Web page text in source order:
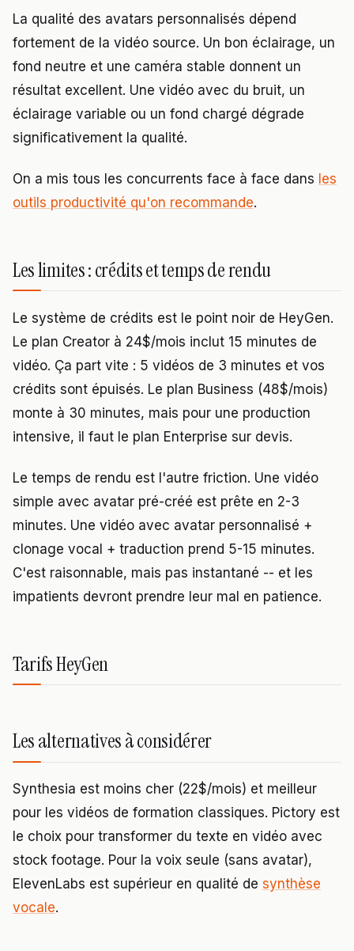
La qualité des avatars personnalisés dépend
fortement de la vidéo source. Un bon éclairage, un
fond neutre et une caméra stable donnent un
résultat excellent. Une vidéo avec du bruit, un
éclairage variable ou un fond chargé dégrade
significativement la qualité.
On a mis tous les concurrents face à face dans les
outils productivité qu'on recommande.
Les limites : crédits et temps de rendu
Le système de crédits est le point noir de HeyGen.
Le plan Creator à 24$/mois inclut 15 minutes de
vidéo. Ça part vite : 5 vidéos de 3 minutes et vos
crédits sont épuisés. Le plan Business (48$/mois)
monte à 30 minutes, mais pour une production
intensive, il faut le plan Enterprise sur devis.
Le temps de rendu est l'autre friction. Une vidéo
simple avec avatar pré-créé est prête en 2-3
minutes. Une vidéo avec avatar personnalisé +
clonage vocal + traduction prend 5-15 minutes.
C'est raisonnable, mais pas instantané -- et les
impatients devront prendre leur mal en patience.
Tarifs HeyGen
Les alternatives à considérer
Synthesia est moins cher (22$/mois) et meilleur
pour les vidéos de formation classiques. Pictory est
le choix pour transformer du texte en vidéo avec
stock footage. Pour la voix seule (sans avatar),
ElevenLabs est supérieur en qualité de synthèse
vocale.